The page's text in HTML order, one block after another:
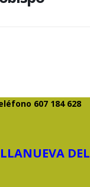
607 184 628
DEL